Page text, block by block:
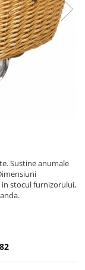
Sustine anumale
in stocul furnizorului,